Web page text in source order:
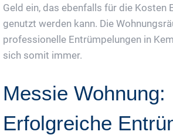
Geld ein, das ebenfalls für die Kosten
genutzt werden kann. Die
professionelle Entrümpelungen in
sich somit immer.
Messie Wohnung:
Erfolgreiche